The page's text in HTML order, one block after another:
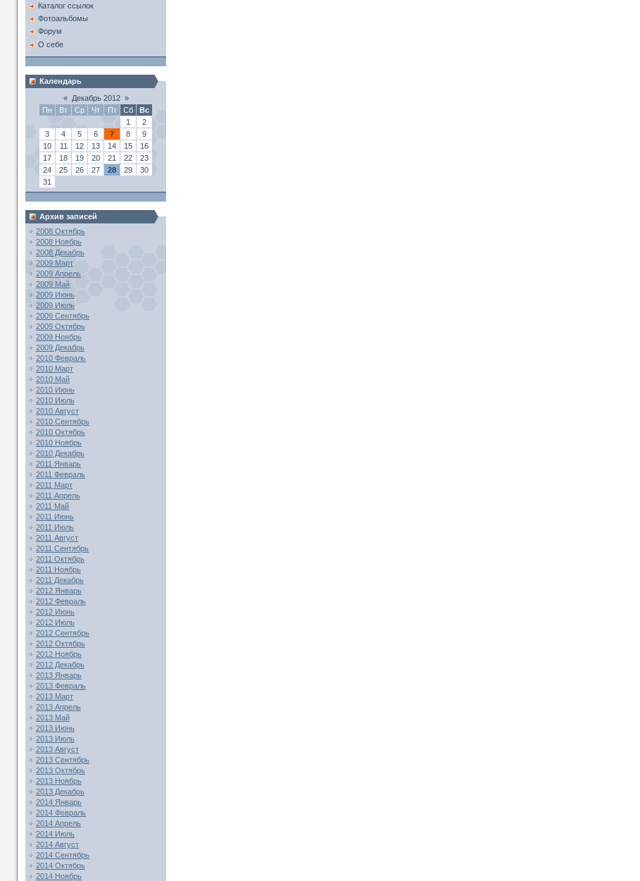
Каталог ссылок
Фотоальбомы
Форум
О себе
Календарь
«
Декабрь 2012 »
Пн
Вт Ср Чт Пт Сб
Вс
1
2
3
4 5 6 7 8
9
10
11 12 13 14 15
16
17
18 19 20 21 22
23
24
25 26 27 28 29
30
31
Архив записей
2008 Октябрь
2008 Ноябрь
2008 Декабрь
2009 Март
2009 Апрель
2009 Май
2009 Июнь
2009 Июль
2009 Сентябрь
2009 Октябрь
2009 Ноябрь
2009 Декабрь
2010 Февраль
2010 Март
2010 Май
2010 Июнь
2010 Июль
2010 Август
2010 Сентябрь
2010 Октябрь
2010 Ноябрь
2010 Декабрь
2011 Январь
2011 Февраль
2011 Март
2011 Апрель
2011 Май
2011 Июнь
2011 Июль
2011 Август
2011 Сентябрь
2011 Октябрь
2011 Ноябрь
2011 Декабрь
2012 Январь
2012 Февраль
2012 Июнь
2012 Июль
2012 Сентябрь
2012 Октябрь
2012 Ноябрь
2012 Декабрь
2013 Январь
2013 Февраль
2013 Март
2013 Апрель
2013 Май
2013 Июнь
2013 Июль
2013 Август
2013 Сентябрь
2013 Октябрь
2013 Ноябрь
2013 Декабрь
2014 Январь
2014 Февраль
2014 Апрель
2014 Июль
2014 Август
2014 Сентябрь
2014 Октябрь
2014 Ноябрь